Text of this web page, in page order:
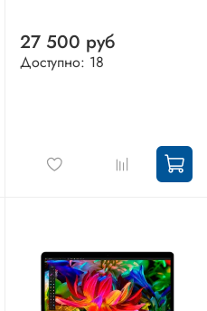
27 500 руб
Доступно: 18